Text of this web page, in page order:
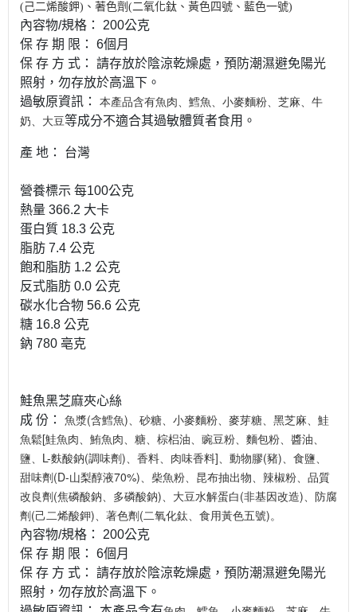
(己二烯酸鉀)、著色劑(二氧化鈦、黃色四號、藍色一號)
內容物/規格： 200公克
保 存 期 限： 6個月
保 存 方 式： 請存放於陰涼乾燥處，預防潮濕避免陽光
照射，勿存放於高溫下。
過敏原資訊： 本產品含有魚肉、鱈魚、小麥麵粉、芝麻、牛
奶、大豆等成分不適合其過敏體質者食用。
產 地： 台灣
營養標示 每100公克
熱量 366.2 大卡
蛋白質 18.3 公克
脂肪 7.4 公克
飽和脂肪 1.2 公克
反式脂肪 0.0 公克
碳水化合物 56.6 公克
糖 16.8 公克
鈉 780 亳克
鮭魚黑芝麻夾心絲
成 份： 魚漿(含鱈魚)、砂糖、小麥麵粉、麥芽糖、黑芝麻、鮭
魚鬆[鮭魚肉、鮪魚肉、糖、棕梠油、豌豆粉、麵包粉、醬油、
鹽、L-麩酸鈉(調味劑)、香料、肉味香料]、動物膠(豬)、食鹽、
甜味劑(D-山梨醇液70%)、柴魚粉、昆布抽出物、辣椒粉、品質
改良劑(焦磷酸鈉、多磷酸鈉)、大豆水解蛋白(非基因改造)、防腐
劑(己二烯酸鉀)、著色劑(二氧化鈦、食用黃色五號)。
內容物/規格： 200公克
保 存 期 限： 6個月
保 存 方 式： 請存放於陰涼乾燥處，預防潮濕避免陽光
照射，勿存放於高溫下。